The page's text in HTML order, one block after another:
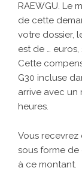
RAEWGU. Le
de cette
votre dossier,
est de …
Cette
G30 incluse
arrive avec un
heures.
Vous recevrez
sous forme
à ce montant.